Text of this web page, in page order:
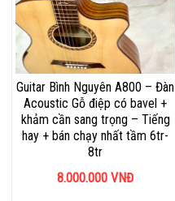
Guitar Bình Nguyên A800 – Đàn
Acoustic Gỗ điệp có bavel +
khảm cần sang trọng – Tiếng
hay + bán chạy nhất tầm 6tr-
8tr
8.000.000 VNĐ